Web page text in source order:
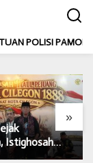
POLISI
»
Istighosah
Cilegon 1888